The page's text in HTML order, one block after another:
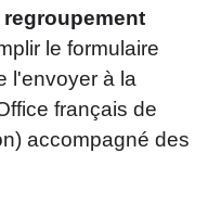
le formulaire
l'envoyer à la
français de
accompagné des